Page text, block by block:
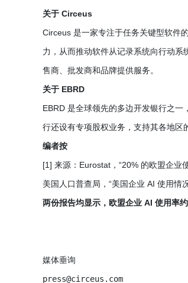
关于 Circeus
Circeus 是一家专注于任务关键型软件
力，从而推动软件从记录系统向行动
售商、批发商和品牌提供服务。
关于 EBRD
EBRD 是全球领先的多边开发银行之
行还设有专项股权业务，支持其各地区
编者按
[1] 来源：Eurostat，“20% 的欧盟企
美国人口普查局，“美国企业 AI 使用情
两份报告均显示，欧盟企业 AI 使用率
媒体垂询
press@circeus.com